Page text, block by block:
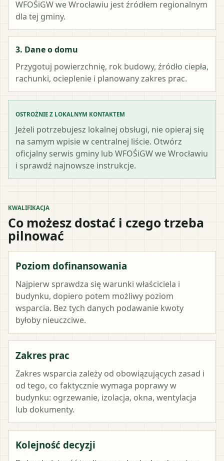
WFOŚiGW we Wrocławiu jest źródłem regionalnym
dla tej gminy.
3. Dane o domu
Przygotuj powierzchnię, rok budowy, źródło ciepła,
rachunki, ocieplenie i planowany zakres prac.
OSTROŻNIE Z LOKALNYM KONTAKTEM
Jeżeli potrzebujesz lokalnej obsługi, nie opieraj się
na samym wpisie w centralnej liście. Otwórz
oficjalny serwis gminy lub WFOŚiGW we Wrocławiu
i sprawdź najnowsze instrukcje.
KWALIFIKACJA
Co możesz dostać i czego trzeba
pilnować
Poziom dofinansowania
Najpierw sprawdza się warunki właściciela i
budynku, dopiero potem możliwy poziom
wsparcia. Bez tych danych podawanie kwoty
byłoby nieuczciwe.
Zakres prac
Zakres wsparcia zależy od obowiązujących zasad i
od tego, co faktycznie wymaga poprawy w
budynku: ogrzewanie, izolacja, okna, wentylacja
lub dokumenty.
Kolejność decyzji